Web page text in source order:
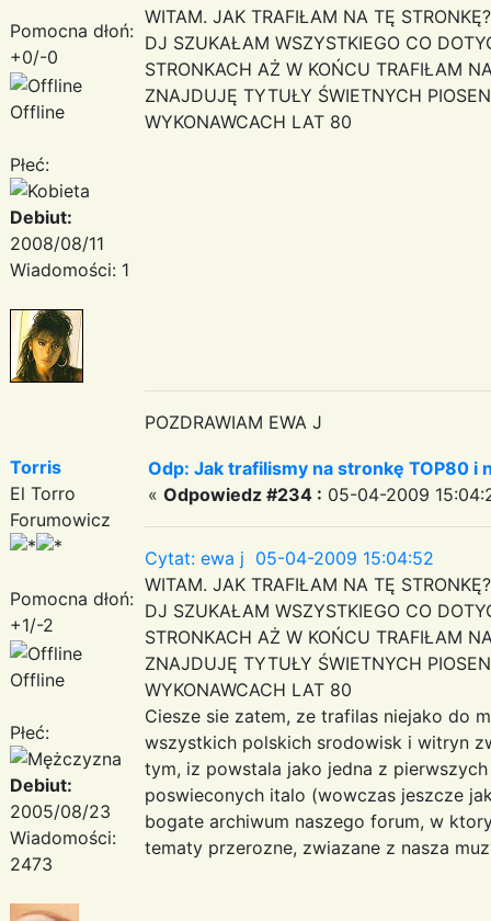
Pomocna dłoń:
+0/-0
Offline
Płeć:
Debiut:
2008/08/11
Wiadomości: 1
WITAM. JAK TRAFIŁAM NA TĘ
DJ SZUKAŁAM WSZYSTKIEGO CO
STRONKACH AŻ W KOŃCU TRAFIŁAM
ZNAJDUJĘ TYTUŁY ŚWIETNYCH
WYKONAWCACH LAT 80
POZDRAWIAM EWA J
Torris
El Torro
Forumowicz
Pomocna dłoń:
+1/-2
Offline
Płeć:
Debiut:
2005/08/23
Wiadomości:
2473
Odp: Jak trafilismy na stronkę TOP80 i
« Odpowiedz #234 : 05-04-2009
Cytat: ewa j 05-04-2009 15:04:52
WITAM. JAK TRAFIŁAM NA TĘ
DJ SZUKAŁAM WSZYSTKIEGO CO
STRONKACH AŻ W KOŃCU TRAFIŁAM
ZNAJDUJĘ TYTUŁY ŚWIETNYCH
WYKONAWCACH LAT 80
Ciesze sie zatem, ze trafilas niejako do
wszystkich polskich srodowisk i witryn
tym, iz powstala jako jedna z
poswieconych italo (wowczas jeszcze
bogate archiwum naszego forum, w
tematy przerozne, zwiazane z nasza